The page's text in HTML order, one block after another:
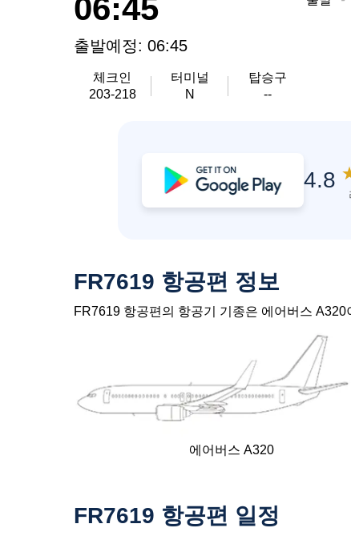
06:45
출발예정: 06:45
체크인
203-218
터미널
N
탑승구
--
4.8
FR7619 항공편 정보
FR7619 항공편의 항공기 기종은 에어버스
에어버스 A320
FR7619 항공편 일정